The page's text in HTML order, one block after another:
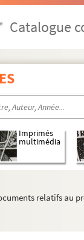
Catalogue
Imprimés
multimédia
relatifs au